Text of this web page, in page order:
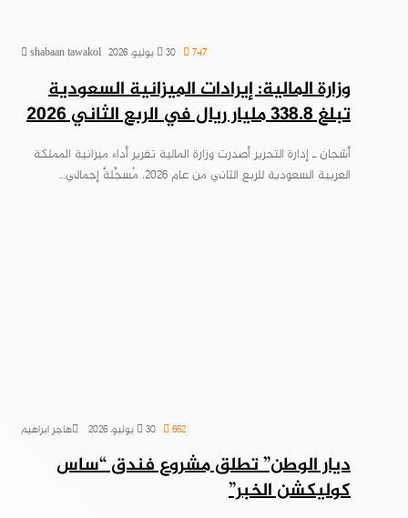
shabaan tawakol 30 يوليو، 2026 747
وزارة المالية: إيرادات الميزانية السعودية
تبلغ 338.8 مليار ريال في الربع الثاني 2026
أشجان ـ إدارة التحرير أصدرت وزارة المالية تقرير أداء ميزانية المملكة
العربية السعودية للربع الثاني من عام 2026، مُسجِّلةً إجمالي…
هاجر ابراهيم 30 يوليو، 2026 662
ديار الوطن” تطلق مشروع فندق “ساس
كوليكشن الخبر”